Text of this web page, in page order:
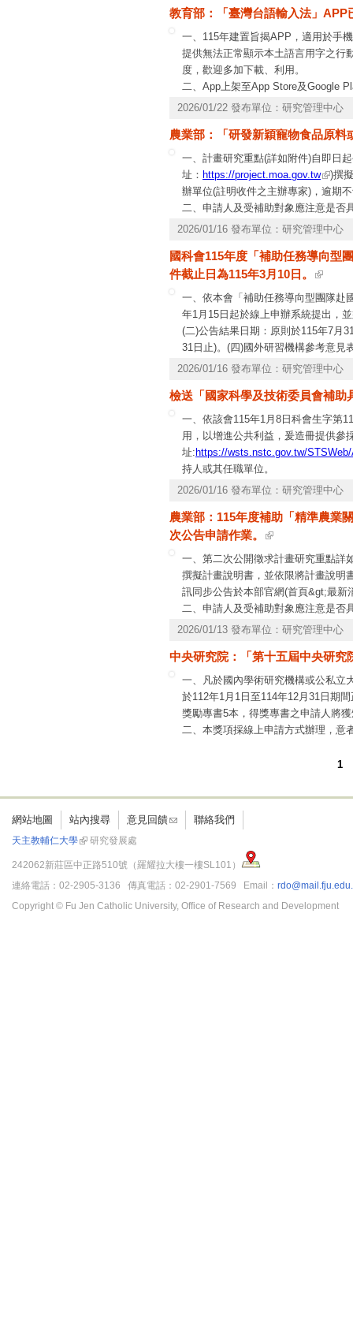
教育部：「臺灣台語輸入法」
一、115年建置旨揭APP，適用於手
提供無法正常顯示本土語言用字之行
度，歡迎多加下載、利用。
二、App上架至App Store及Google
(一)安卓(Google Play)：
(二)蘋果(App Store)系統：
https://apps.apple.com/tw/app/
2026/01/22 發布單位：研究管理中心
農業部：「研發新穎寵物食品原
一、計畫研究重點(詳如附件)自即日
址： https://project.moa.gov.tw
)撰
辦單位(註明收件之主辦專家)，逾期
二、申請人及受補助對象應注意是否
同法各項有關規定辦理。
2項公職人員及關係人身分關係揭露
於本部官網公職人員利益衝突迴避法
公開前開揭露表件，以供公眾線上查
2026/01/16 發布單位：研究管理中心
國科會115年度「補助任務導向型
件截止日為115年3月10日。
一、依本會「補助任務導向型團隊赴
年1月15日起於線上申辦系統提出，
(二)公告結果日期：原則於115年7月
31日止)。(四)國外研習機構參考意見
115年3月17日前，以電郵寄交本會
作，但不以此為限。
2026/01/16 發布單位：研究管理中心
檢送「國家科學及技術委員會補助
一、依該會115年1月8日科會生字第
用，以增進公共利益，爰造冊提供參
址: https://wsts.nstc.gov.tw/
持人或其任職單位。
2026/01/16 發布單位：研究管理中心
農業部：115年度補助「精準農業
次公告申請作業。
一、第二次公開徵求計畫研究重點詳
撰擬計畫說明書，並依限將計畫說明
訊同步公告於本部官網(首頁&gt;最新
二、申請人及受補助對象應注意是否
同法各項有關規定辦理。
2項公職人員及關係人身分關係揭露
(網址： https://www.moa.gov.tw/
詢，併請注意。
2026/01/13 發布單位：研究管理中心
中央研究院：「第十五屆中央研究
一、凡於國內學術研究機構或公私立
於112年1月1日至114年12月31日期
獎勵專書5本，得獎專書之申請人將
二、本獎項採線上申請方式辦理，意
三、申請專書紙本1式3本，請於旨1
網站地圖 站內搜尋 意見回饋 聯絡我們
天主教輔仁大學 研究發展處
242062新莊區中正路510號（羅耀拉大樓一樓SL101）
連絡電話：02-2905-3136 傳真電話：02-2901-7569 Email：
Copyright © Fu Jen Catholic University, Office of Research and Development